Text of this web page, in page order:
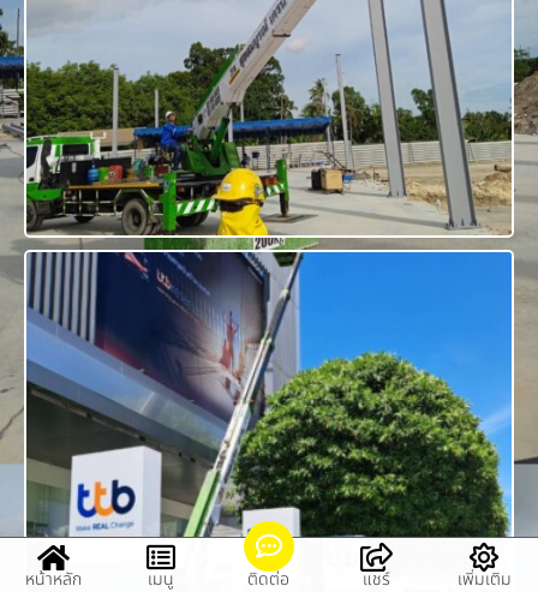
หน้าหลัก เมนู ติดต่อ แชร์ เพิ่มเติม